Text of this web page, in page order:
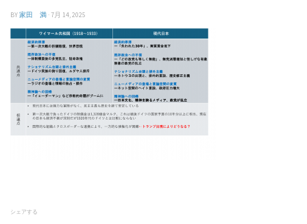
BY家田 満 · 7月 14, 2025
シェアする